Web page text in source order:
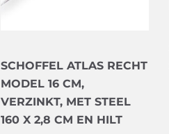
SCHOFFEL ATLAS RECHT
MODEL 16 CM,
VERZINKT, MET STEEL
160 X 2,8 CM EN HILT